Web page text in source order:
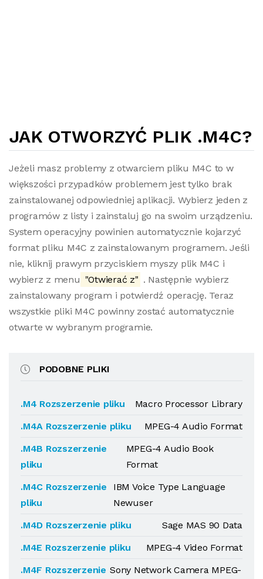
JAK OTWORZYĆ PLIK .M4C?
Jeżeli masz problemy z otwarciem pliku M4C to w
większości przypadków problemem jest tylko brak
zainstalowanej odpowiedniej aplikacji. Wybierz jeden z
programów z listy i zainstaluj go na swoim urządzeniu.
System operacyjny powinien automatycznie kojarzyć
format pliku M4C z zainstalowanym programem. Jeśli
nie, kliknij prawym przyciskiem myszy plik M4C i
wybierz z menu "Otwierać z" . Następnie wybierz
zainstalowany program i potwierdź operację. Teraz
wszystkie pliki M4C powinny zostać automatycznie
otwarte w wybranym programie.
PODOBNE PLIKI
.M4 Rozszerzenie pliku
Macro Processor Library
.M4A Rozszerzenie pliku
MPEG-4 Audio Format
.M4B Rozszerzenie
pliku
MPEG-4 Audio Book
Format
.M4C Rozszerzenie
pliku
IBM Voice Type Language
Newuser
.M4D Rozszerzenie pliku
Sage MAS 90 Data
.M4E Rozszerzenie pliku
MPEG-4 Video Format
.M4F Rozszerzenie Sony Network Camera MPEG-